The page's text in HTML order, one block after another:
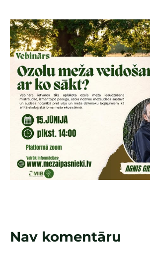
Nav komentāru